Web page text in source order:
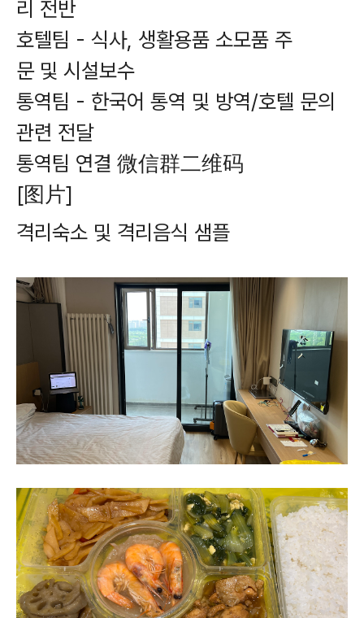
리 전반
호텔팀 - 식사, 생활용품 소모품 주
문 및 시설보수
통역팀 - 한국어 통역 및 방역/호텔 문의
관련 전달
통역팀 연결 微信群二维码
[图片]
격리숙소 및 격리음식 샘플